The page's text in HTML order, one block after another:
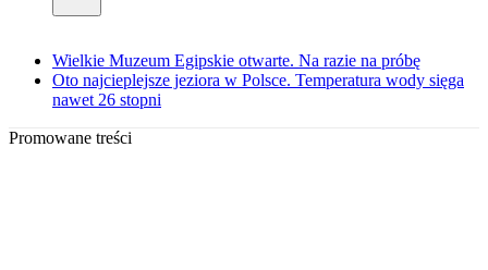
Wielkie Muzeum Egipskie otwarte. Na razie na próbę
Oto najcieplejsze jeziora w Polsce. Temperatura wody sięga
nawet 26 stopni
Promowane treści